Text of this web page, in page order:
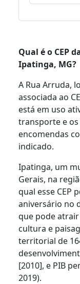
Qual é o CEP
Ipatinga, MG?
A Rua Arruda,
associada ao
está em uso
transporte e
encomendas
indicado.
Ipatinga, um
Gerais, na
qual esse CEP
aniversário no
que pode
cultura e
territorial de
[2010], e PIB
2019).